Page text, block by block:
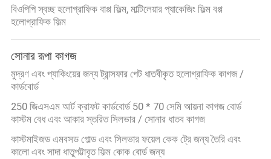
বিওপিপি স্বচ্ছ হলোগ্রাফিক বাপ্প ফিল্ম, মাল্টিলেয়ার প্যাকেজিং ফিল্ম বপ্প
হলোগ্রাফিক ফিল্ম
সোনার রূপা কাগজ
মুদ্রণ এবং প্যাকিংয়ের জন্য ট্রান্সফার পেট ধাতবীকৃত হলোগ্রাফিক কাগজ /
কার্ডবোর্ড
250 জিএসএম আর্ট ক্রাফট কার্ডবোর্ড 50 * 70 সেমি আয়না কাগজ বোর্ড
কাস্টম বেধ এবং আকার স্তরিত সিলভার / সোনার ধাতব কাগজ
কাস্টমাইজড এমবসড গোল্ড এবং সিলভার ফয়েল কেক ট্রে জন্য তৈরি এবং
কালো এবং সাদা ধাতুপট্টাবৃত ফিল্ম কোক বোর্ড জন্য